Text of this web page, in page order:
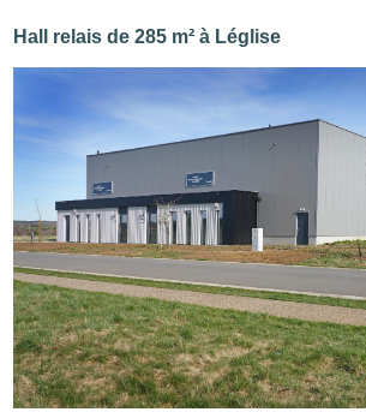
Hall relais de 285 m² à Léglise